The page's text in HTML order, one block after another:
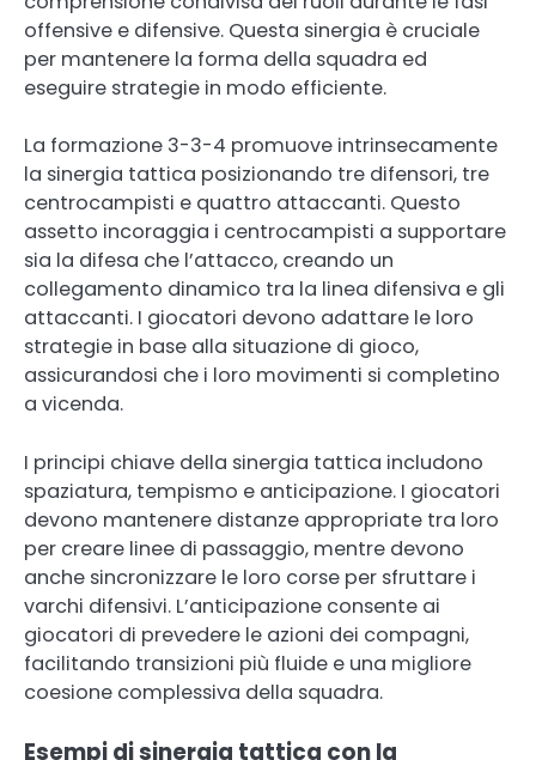
offensive e difensive. Questa sinergia è cruciale
per mantenere la forma della squadra ed
eseguire strategie in modo efficiente.
La formazione 3-3-4 promuove intrinsecamente
la sinergia tattica posizionando tre difensori, tre
centrocampisti e quattro attaccanti. Questo
assetto incoraggia i centrocampisti a supportare
sia la difesa che l’attacco, creando un
collegamento dinamico tra la linea difensiva e gli
attaccanti. I giocatori devono adattare le loro
strategie in base alla situazione di gioco,
assicurandosi che i loro movimenti si completino
a vicenda.
I principi chiave della sinergia tattica includono
spaziatura, tempismo e anticipazione. I giocatori
devono mantenere distanze appropriate tra loro
per creare linee di passaggio, mentre devono
anche sincronizzare le loro corse per sfruttare i
varchi difensivi. L’anticipazione consente ai
giocatori di prevedere le azioni dei compagni,
facilitando transizioni più fluide e una migliore
coesione complessiva della squadra.
Esempi di sinergia tattica con la